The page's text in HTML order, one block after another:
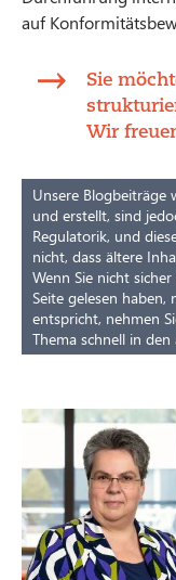
auf
Sie
Wir
Unsere Blogbeiträge
und erstellt, sind
Regulatorik, und
nicht, dass ältere
Wenn Sie nicht
Seite gelesen haben,
entspricht, nehmen
Thema schnell in